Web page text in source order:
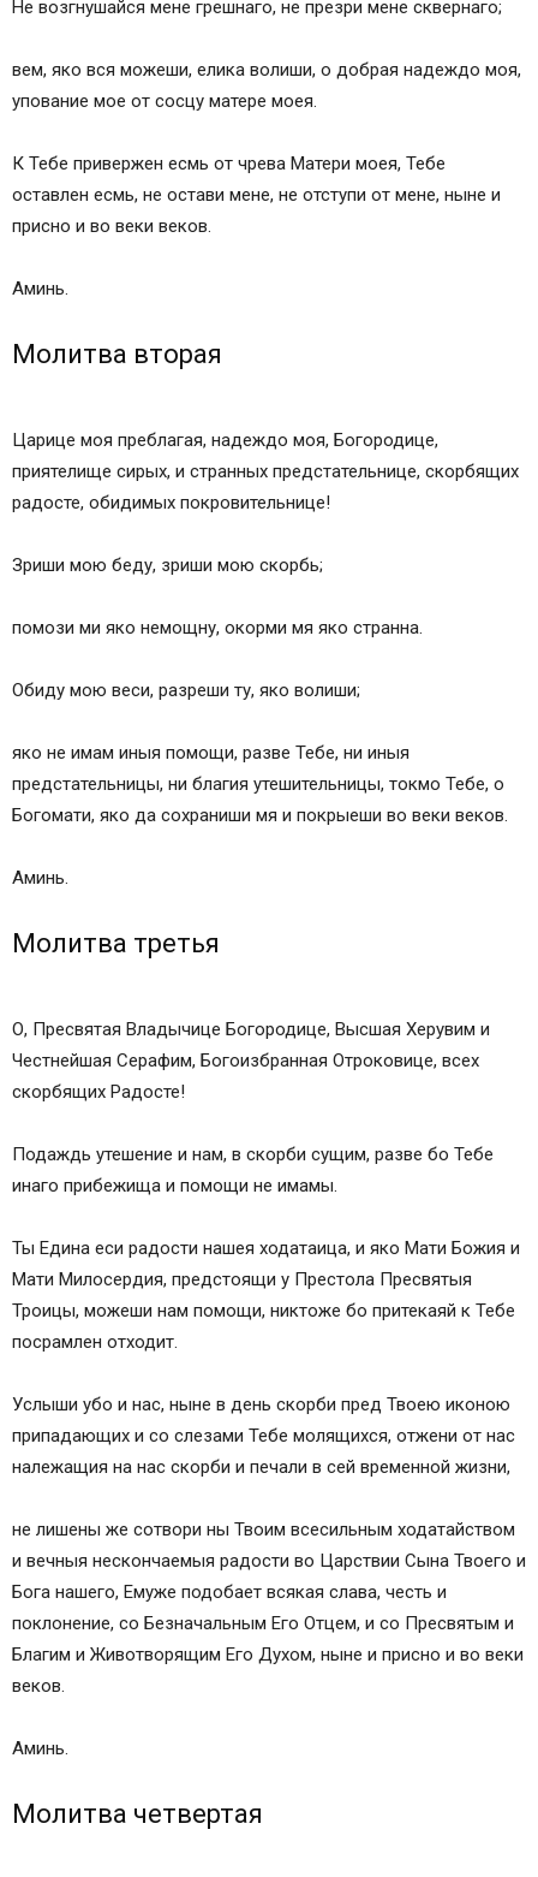
Не возгнушайся мене грешнаго, не презри мене сквернаго;
вем, яко вся можеши, елика волиши, о добрая надеждо моя,
упование мое от сосцу матере моея.
К Тебе привержен есмь от чрева Матери моея, Тебе
оставлен есмь, не остави мене, не отступи от мене, ныне и
присно и во веки веков.
Аминь.
Молитва вторая
Царице моя преблагая, надеждо моя, Богородице,
приятелище сирых, и странных предстательнице, скорбящих
радосте, обидимых покровительнице!
Зриши мою беду, зриши мою скорбь;
помози ми яко немощну, окорми мя яко странна.
Обиду мою веси, разреши ту, яко волиши;
яко не имам иныя помощи, разве Тебе, ни иныя
предстательницы, ни благия утешительницы, токмо Тебе, о
Богомати, яко да сохраниши мя и покрыеши во веки веков.
Аминь.
Молитва третья
О, Пресвятая Владычице Богородице, Высшая Херувим и
Честнейшая Серафим, Богоизбранная Отроковице, всех
скорбящих Радосте!
Подаждь утешение и нам, в скорби сущим, разве бо Тебе
инаго прибежища и помощи не имамы.
Ты Едина еси радости нашея ходатаица, и яко Мати Божия и
Мати Милосердия, предстоящи у Престола Пресвятыя
Троицы, можеши нам помощи, никтоже бо притекаяй к Тебе
посрамлен отходит.
Услыши убо и нас, ныне в день скорби пред Твоею иконою
припадающих и со слезами Тебе молящихся, отжени от нас
належащия на нас скорби и печали в сей временной жизни,
не лишены же сотвори ны Твоим всесильным ходатайством
и вечныя нескончаемыя радости во Царствии Сына Твоего и
Бога нашего, Емуже подобает всякая слава, честь и
поклонение, со Безначальным Его Отцем, и со Пресвятым и
Благим и Животворящим Его Духом, ныне и присно и во веки
веков.
Аминь.
Молитва четвертая